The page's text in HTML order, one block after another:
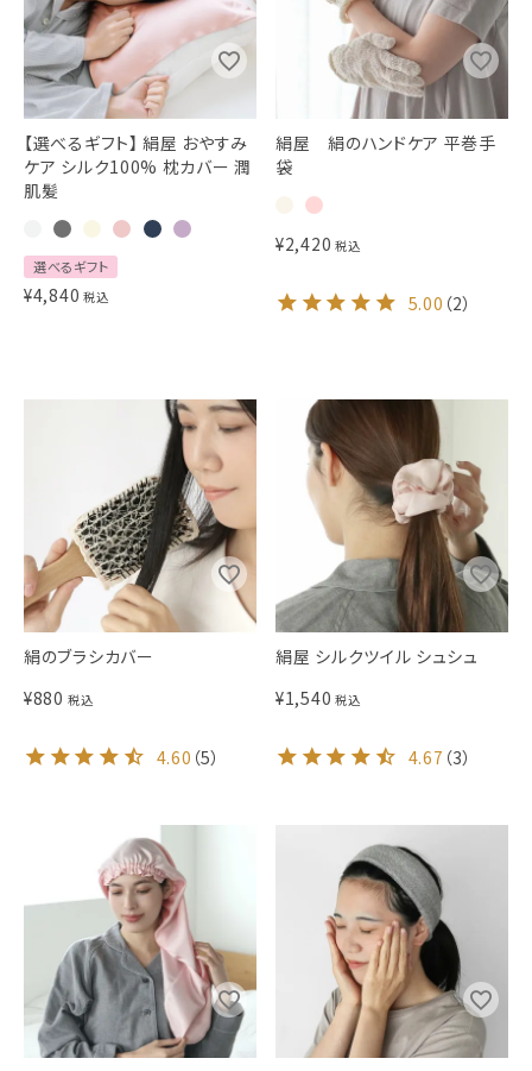
【選べるギフト】 絹屋 おやすみ
ケア シルク100% 枕カバー 潤
肌髪
選べるギフト
¥4,840 税込
絹屋 絹のハンドケア 平巻手
袋
¥2,420 税込
5.00 （2）
絹のブラシカバー
¥880 税込
4.60 （5）
絹屋 シルクツイル シュシュ
¥1,540 税込
4.67 （3）